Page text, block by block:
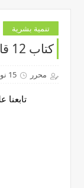
تنمية بشرية
كتاب 12 قاعدة للحياة: ترياق للفوضى
محرر 15 نوفمبر 2021